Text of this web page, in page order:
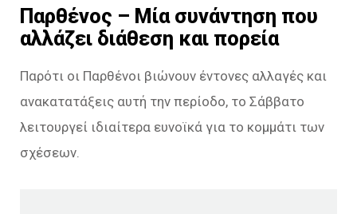
Παρθένος – Μία συνάντηση που
αλλάζει διάθεση και πορεία
Παρότι οι Παρθένοι βιώνουν έντονες αλλαγές και
ανακατατάξεις αυτή την περίοδο, το Σάββατο
λειτουργεί ιδιαίτερα ευνοϊκά για το κομμάτι των
σχέσεων.